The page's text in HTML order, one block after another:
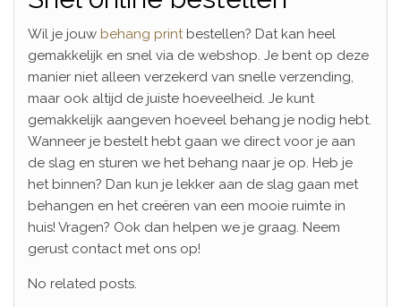
Wil je jouw behang printbestellen? Dat kan heel
gemakkelijk en snel via de webshop. Je bent op deze
manier niet alleen verzekerd van snelle verzending,
maar ook altijd de juiste hoeveelheid. Je kunt
gemakkelijk aangeven hoeveel behang je nodig hebt.
Wanneer je bestelt hebt gaan we direct voor je aan
de slag en sturen we het behang naar je op. Heb je
het binnen? Dan kun je lekker aan de slag gaan met
behangen en het creëren van een mooie ruimte in
huis! Vragen? Ook dan helpen we je graag. Neem
gerust contact met ons op!
No related posts.